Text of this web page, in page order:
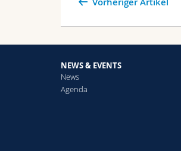
NEWS & EVENTS
News
Agenda